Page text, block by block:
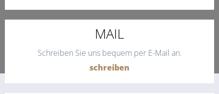
MAIL
Schreiben Sie uns bequem per E-Mail an.
schreiben